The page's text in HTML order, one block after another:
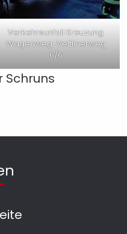
Verkehrsunfall Kreuzung
Wagenweg-Veltlinerweg
6/6
Schruns